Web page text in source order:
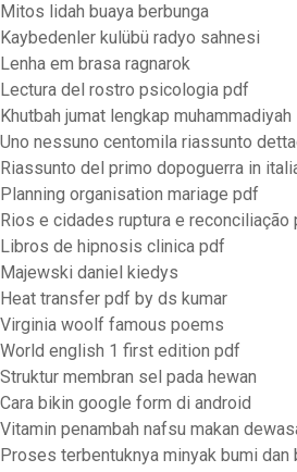
Mitos lidah buaya berbunga
Kaybedenler kulübü radyo sahnesi
Lenha em brasa ragnarok
Lectura del rostro psicologia pdf
Khutbah jumat lengkap muhammadiyah
Uno nessuno centomila riassunto
Riassunto del primo dopoguerra in
Planning organisation mariage pdf
Rios e cidades ruptura e reconciliação
Libros de hipnosis clinica pdf
Majewski daniel kiedys
Heat transfer pdf by ds kumar
Virginia woolf famous poems
World english 1 first edition pdf
Struktur membran sel pada hewan
Cara bikin google form di android
Vitamin penambah nafsu makan
Proses terbentuknya minyak bumi dan